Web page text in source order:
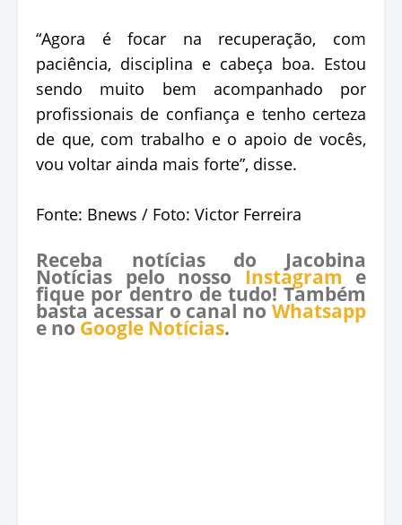
“Agora é focar na recuperação, com
paciência, disciplina e cabeça boa. Estou
sendo muito bem acompanhado por
profissionais de confiança e tenho certeza
de que, com trabalho e o apoio de vocês,
vou voltar ainda mais forte”, disse.
Fonte: Bnews / Foto: Victor Ferreira
Receba notícias do Jacobina
Notícias pelo nosso Instagram e
fique por dentro de tudo! Também
basta acessar o canal no Whatsapp
e no Google Notícias.